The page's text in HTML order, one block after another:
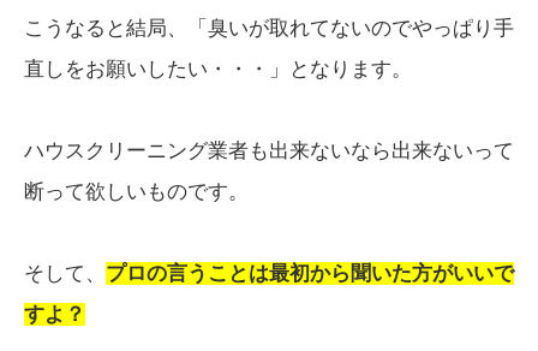
こうなると結局、「臭いが取れてないのでやっぱり手
直しをお願いしたい・・・」となります。
ハウスクリーニング業者も出来ないなら出来ないって
断って欲しいものです。
そして、 プロの言うことは最初から聞いた方がいいで
すよ？